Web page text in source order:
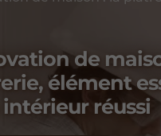
de
élément
intérieur réussi